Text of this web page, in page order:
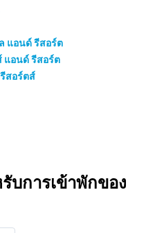
แอนด์ รีสอร์ต
แอนด์ รีสอร์ต
สอร์ตส์
บการเข้าพักของ